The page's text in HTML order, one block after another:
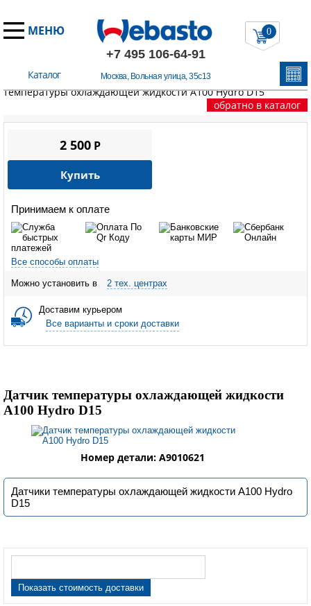
МЕНЮ
+7 495 106-64-91
Москва, Вольная улица, 35с13
Каталог
0
Главная /Запчасти А100/HYDRO D15 24V (дизель)
Датчик
температуры охлаждающей жидкости A100 Hydro D15
обратно в каталог
Принимаем к оплате
Все способы оплаты
Можно установить в 2 тех. центрах
Доставим курьером
Все варианты и сроки доставки
2 500P
Купить
Датчик температуры охлаждающей жидкости
A100 Hydro D15
Номер детали: A9010621
Датчики температуры охлаждающей жидкости A100 Hydro
D15
Показать стоимость доставки